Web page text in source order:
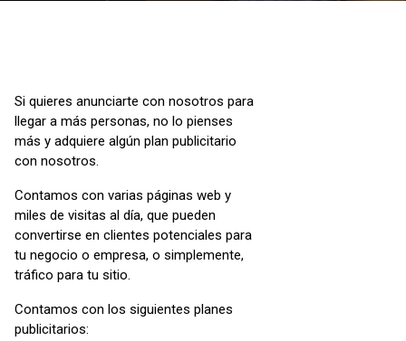
Si quieres anunciarte con nosotros para
llegar a más personas, no lo pienses
más y adquiere algún plan publicitario
con nosotros.
Contamos con varias páginas web y
miles de visitas al día, que pueden
convertirse en clientes potenciales para
tu negocio o empresa, o simplemente,
tráfico para tu sitio.
Contamos con los siguientes planes
publicitarios: